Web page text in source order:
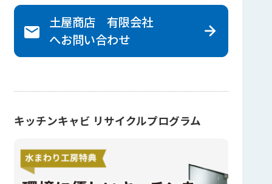
土屋商店 有限会社
へお問い合わせ
キッチンキャビ リサイクルプログラム